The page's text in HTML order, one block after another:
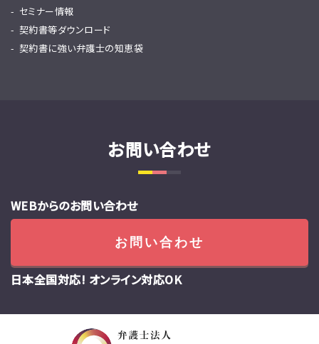
セミナー情報
契約書等ダウンロード
契約書に強い弁護士の知恵袋
お問い合わせ
WEBからのお問い合わせ
お問い合わせ
日本全国対応! オンライン対応OK